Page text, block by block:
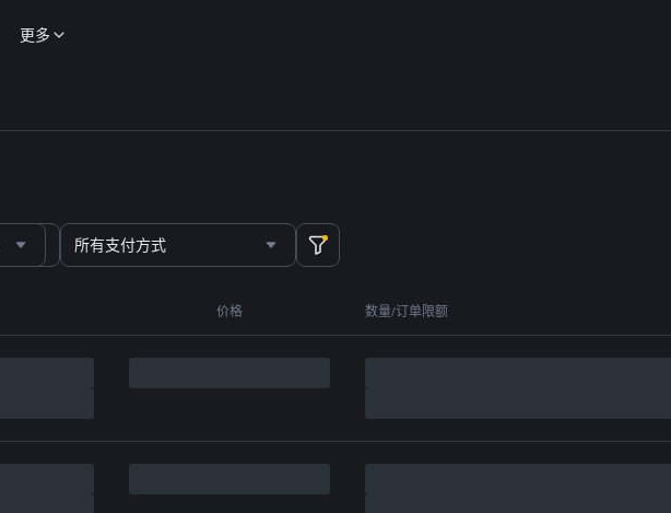
更多
所有支付方式
价格 数量/订单限额